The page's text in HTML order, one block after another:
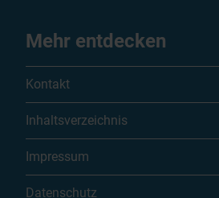
Mehr entdecken
Kontakt
Inhaltsverzeichnis
Impressum
Datenschutz